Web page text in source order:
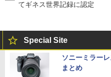
てギネス世界記録に認定
Special Site
ソニーミラー
まとめ